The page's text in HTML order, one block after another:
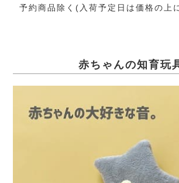
予約商品除く(入荷予定日は価格の上
赤ちゃんの知育玩